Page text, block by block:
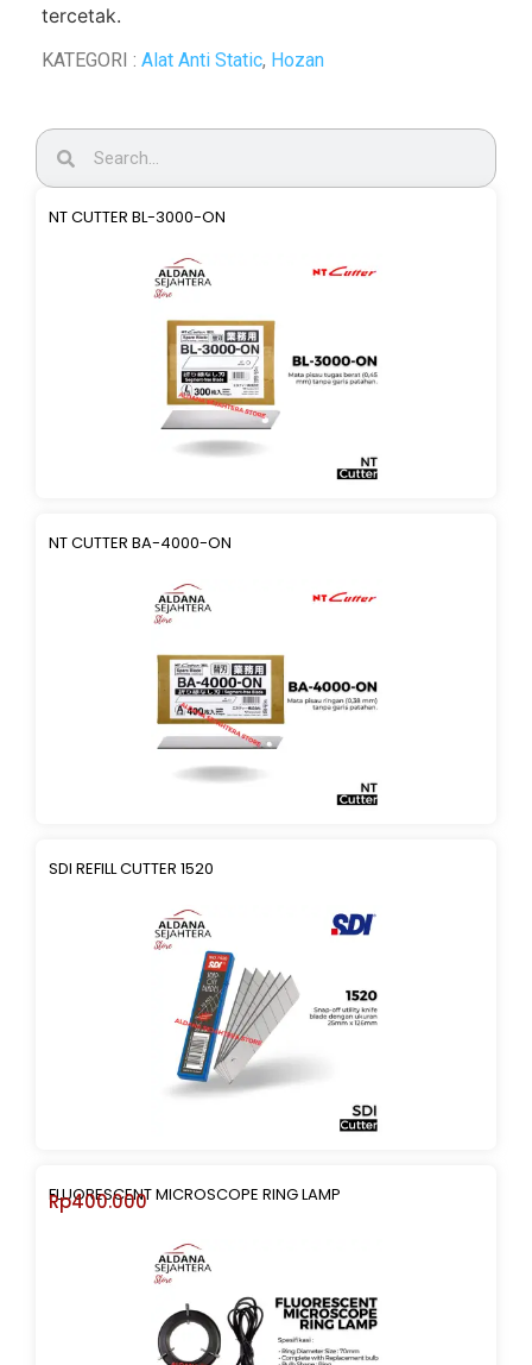
tercetak.
KATEGORI : Alat Anti Static, Hozan
NT CUTTER BL-3000-ON
NT CUTTER BA-4000-ON
SDI REFILL CUTTER 1520
FLUORESCENT MICROSCOPE RING LAMP
Rp400.000